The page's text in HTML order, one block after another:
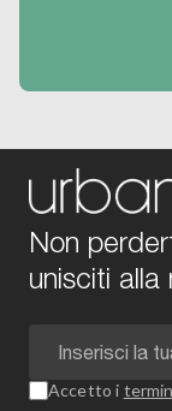
Non
unisciti
Accetto i